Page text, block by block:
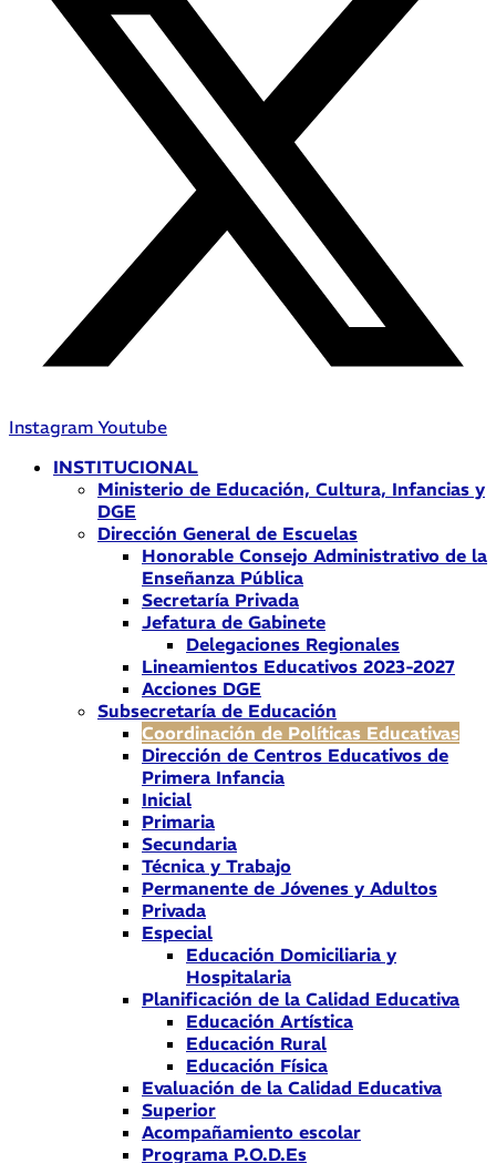
Instagram Youtube
INSTITUCIONAL
Ministerio de Educación, Cultura, Infancias y
DGE
Dirección General de Escuelas
Honorable Consejo Administrativo de la
Enseñanza Pública
Secretaría Privada
Jefatura de Gabinete
Delegaciones Regionales
Lineamientos Educativos 2023-2027
Acciones DGE
Subsecretaría de Educación
Coordinación de Políticas Educativas
Dirección de Centros Educativos de
Primera Infancia
Inicial
Primaria
Secundaria
Técnica y Trabajo
Permanente de Jóvenes y Adultos
Privada
Especial
Educación Domiciliaria y
Hospitalaria
Planificación de la Calidad Educativa
Educación Artística
Educación Rural
Educación Física
Evaluación de la Calidad Educativa
Superior
Acompañamiento escolar
Programa P.O.D.Es